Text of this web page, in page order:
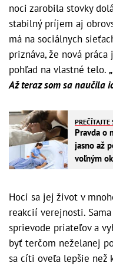
noci zarobila stovky
stabilný príjem aj
má na sociálnych
priznáva, že nová
pohľad na vlastné telo.
Až teraz som sa naučila
PREČÍTAJTE
Pravda o
jasno až
voľným
Hoci sa jej život v
reakcií verejnosti.
sprievode priateľov a
byť terčom neželanej
sa cíti oveľa lepšie než